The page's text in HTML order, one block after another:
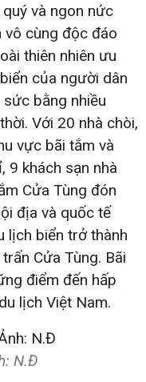
và ngon nức
vô cùng độc đáo
thiên nhiên ưu
của người dân
bằng nhiều
Với 20 nhà chòi,
vực bãi tắm và
9 khách sạn nhà
Cửa Tùng đón
địa và quốc tế
lịch biển trở thành
Cửa Tùng. Bãi
điểm đến hấp
lịch Việt Nam.
N.Đ​